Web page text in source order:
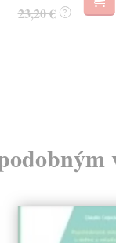
23,20 € ?